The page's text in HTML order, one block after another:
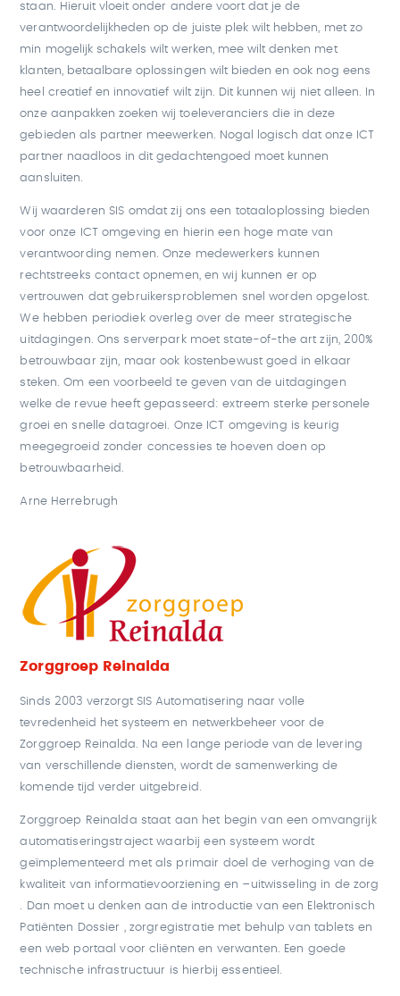
staan. Hieruit vloeit onder andere voort dat je de
verantwoordelijkheden op de juiste plek wilt hebben, met zo
min mogelijk schakels wilt werken, mee wilt denken met
klanten, betaalbare oplossingen wilt bieden en ook nog eens
heel creatief en innovatief wilt zijn. Dit kunnen wij niet alleen. In
onze aanpakken zoeken wij toeleveranciers die in deze
gebieden als partner meewerken. Nogal logisch dat onze ICT
partner naadloos in dit gedachtengoed moet kunnen
aansluiten.
Wij waarderen SIS omdat zij ons een totaaloplossing bieden
voor onze ICT omgeving en hierin een hoge mate van
verantwoording nemen. Onze medewerkers kunnen
rechtstreeks contact opnemen, en wij kunnen er op
vertrouwen dat gebruikersproblemen snel worden opgelost.
We hebben periodiek overleg over de meer strategische
uitdagingen. Ons serverpark moet state-of-the art zijn, 200%
betrouwbaar zijn, maar ook kostenbewust goed in elkaar
steken. Om een voorbeeld te geven van de uitdagingen
welke de revue heeft gepasseerd: extreem sterke personele
groei en snelle datagroei. Onze ICT omgeving is keurig
meegegroeid zonder concessies te hoeven doen op
betrouwbaarheid.
Arne Herrebrugh
Zorggroep Reinalda
Sinds 2003 verzorgt SIS Automatisering naar volle
tevredenheid het systeem en netwerkbeheer voor de
Zorggroep Reinalda. Na een lange periode van de levering
van verschillende diensten, wordt de samenwerking de
komende tijd verder uitgebreid.
Zorggroep Reinalda staat aan het begin van een omvangrijk
automatiseringstraject waarbij een systeem wordt
geïmplementeerd met als primair doel de verhoging van de
kwaliteit van informatievoorziening en –uitwisseling in de zorg
. Dan moet u denken aan de introductie van een Elektronisch
Patiënten Dossier , zorgregistratie met behulp van tablets en
een web portaal voor cliënten en verwanten. Een goede
technische infrastructuur is hierbij essentieel.